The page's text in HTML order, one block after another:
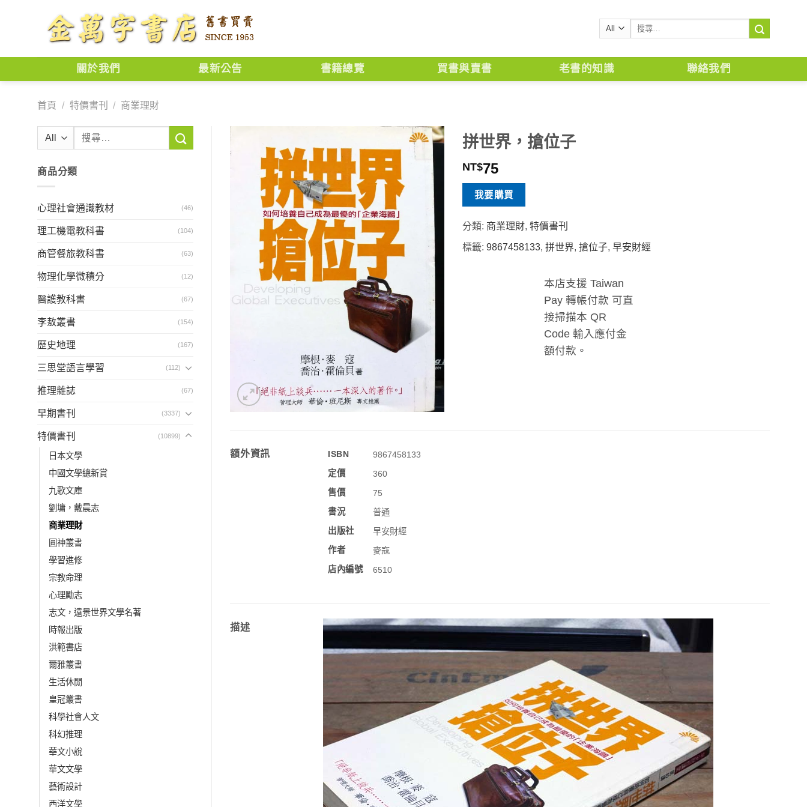
搜
鍵
關於我們 最新公告 書籍總覽 買書與賣書 老書的知識 聯絡我們
首頁 / 特價書刊 / 商業理財
鍵
商品分類
心理社會通識教材 (46)
理工機電教科書 (104)
商管餐旅教科書 (63)
物理化學微積分 (12)
醫護教科書 (67)
李敖叢書 (154)
歷史地理 (167)
三思堂語言學習 (112)
推理雜誌 (67)
早期書刊 (3337)
特價書刊 (10899)
日本文學
中國文學總新賞
九歌文庫
劉墉，戴晨志
商業理財
圓神叢書
學習進修
宗教命理
心理勵志
志文，遠景世界文學名著
時報出版
洪範書店
爾雅叢書
生活休閒
皇冠叢書
科學社會人文
科幻推理
華文小說
華文文學
藝術設計
西洋文學
拼世界，搶位子
NT$75
我要購買
分類: 商業理財,特價書刊
標籤:9867458133,拼世界,搶位子,早安財經
本店支援 Taiwan
Pay 轉帳付款 可直
接掃描本 QR
Code 輸入應付金
額付款。
額外資訊 ISBN
9867458133
定價
360
售價
75
書況
普通
出版社
早安財經
作者
麥寇
店內編號
6510
描述